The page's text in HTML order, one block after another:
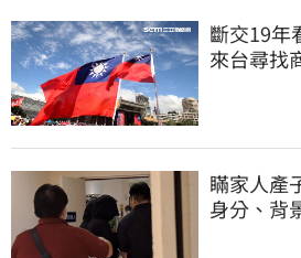
斷交19年
來台尋找
瞞家人產
身分、背